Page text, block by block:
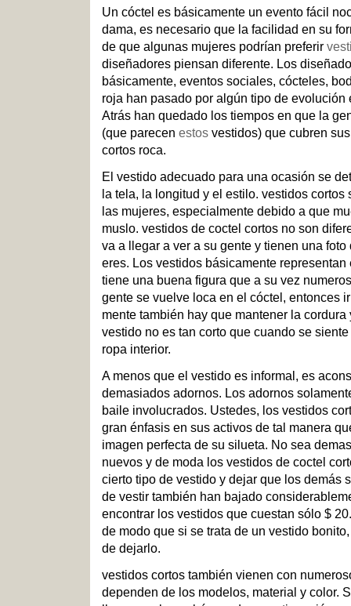
Un cóctel es básicamente un evento fácil
dama, es necesario que la facilidad en su
de que algunas mujeres podrían preferir
diseñadores piensan diferente. Los
básicamente, eventos sociales, cócteles,
roja han pasado por algún tipo de evolución
Atrás han quedado los tiempos en que la
(que parecen estos vestidos) que cubren
cortos roca.
El vestido adecuado para una ocasión se
la tela, la longitud y el estilo. vestidos cortos
las mujeres, especialmente debido a que
muslo. vestidos de coctel cortos no son
va a llegar a ver a su gente y tienen una
eres. Los vestidos básicamente
tiene una buena figura que a su vez
gente se vuelve loca en el cóctel, entonces
mente también hay que mantener la
vestido no es tan corto que cuando se
ropa interior.
A menos que el vestido es informal, es
demasiados adornos. Los adornos
baile involucrados. Ustedes, los vestidos
gran énfasis en sus activos de tal manera
imagen perfecta de su silueta. No sea
nuevos y de moda los vestidos de coctel
cierto tipo de vestido y dejar que los demás
de vestir también han bajado
encontrar los vestidos que cuestan sólo $
de modo que si se trata de un vestido
de dejarlo.
vestidos cortos también vienen con
dependen de los modelos, material y color.